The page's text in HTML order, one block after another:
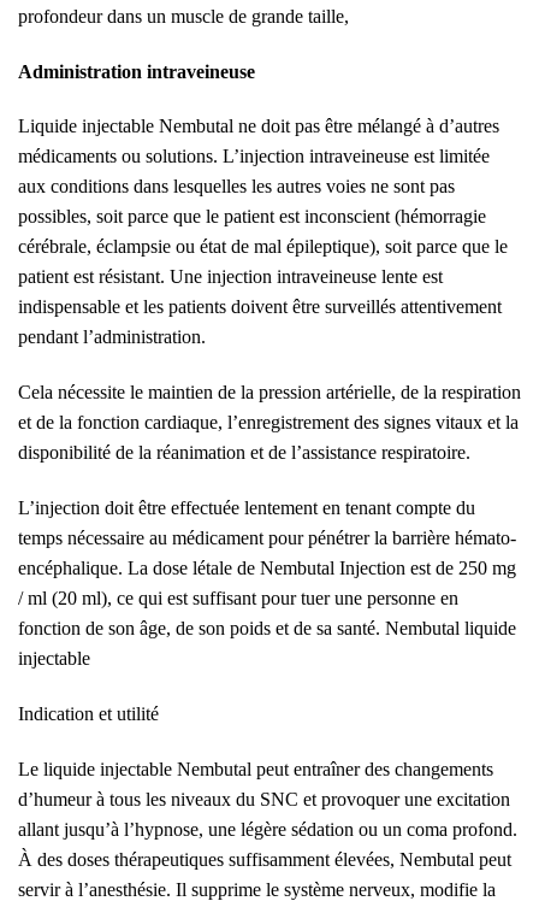
profondeur dans un muscle de grande taille,
Administration intraveineuse
Liquide injectable Nembutal ne doit pas être mélangé à d’autres
médicaments ou solutions. L’injection intraveineuse est limitée
aux conditions dans lesquelles les autres voies ne sont pas
possibles, soit parce que le patient est inconscient (hémorragie
cérébrale, éclampsie ou état de mal épileptique), soit parce que le
patient est résistant. Une injection intraveineuse lente est
indispensable et les patients doivent être surveillés attentivement
pendant l’administration.
Cela nécessite le maintien de la pression artérielle, de la respiration
et de la fonction cardiaque, l’enregistrement des signes vitaux et la
disponibilité de la réanimation et de l’assistance respiratoire.
L’injection doit être effectuée lentement en tenant compte du
temps nécessaire au médicament pour pénétrer la barrière hémato-
encéphalique. La dose létale de Nembutal Injection est de 250 mg
/ ml (20 ml), ce qui est suffisant pour tuer une personne en
fonction de son âge, de son poids et de sa santé. Nembutal liquide
injectable
Indication et utilité
Le liquide injectable Nembutal peut entraîner des changements
d’humeur à tous les niveaux du SNC et provoquer une excitation
allant jusqu’à l’hypnose, une légère sédation ou un coma profond.
À des doses thérapeutiques suffisamment élevées, Nembutal peut
servir à l’anesthésie. Il supprime le système nerveux, modifie la